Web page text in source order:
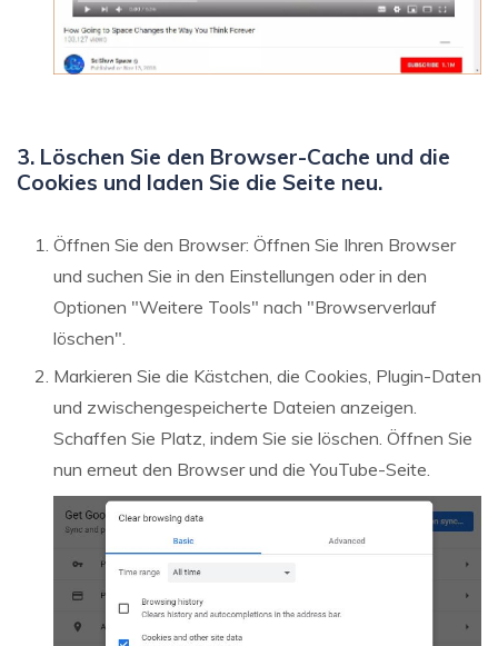
3. Löschen Sie den Browser-Cache und die
Cookies und laden Sie die Seite neu.
Öffnen Sie den Browser: Öffnen Sie Ihren Browser
und suchen Sie in den Einstellungen oder in den
Optionen "Weitere Tools" nach "Browserverlauf
löschen".
Markieren Sie die Kästchen, die Cookies, Plugin-Daten
und zwischengespeicherte Dateien anzeigen.
Schaffen Sie Platz, indem Sie sie löschen. Öffnen Sie
nun erneut den Browser und die YouTube-Seite.